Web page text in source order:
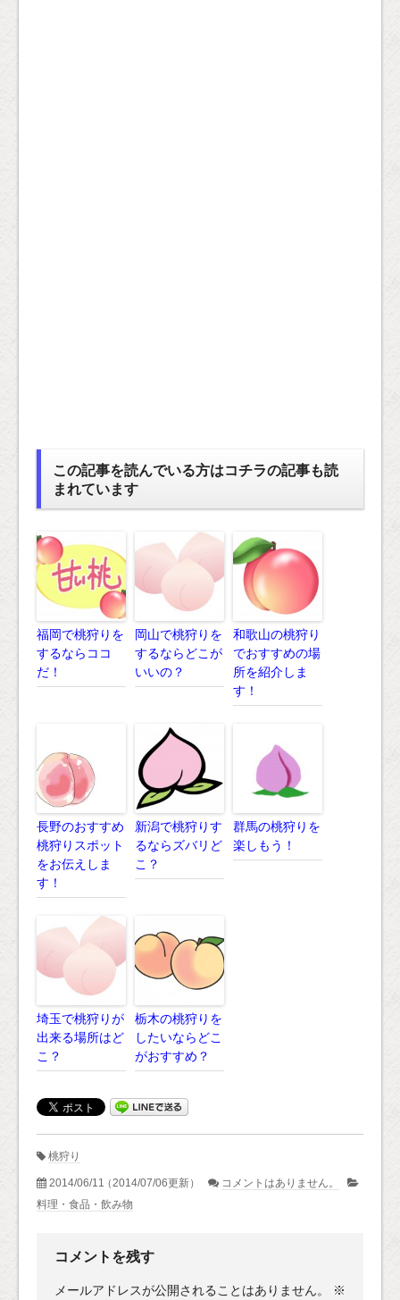
この記事を読んでいる方はコチラの記事も読
まれています
福岡で桃狩りを
するならココ
だ！
岡山で桃狩りを
するならどこが
いいの？
和歌山の桃狩り
でおすすめの場
所を紹介しま
す！
長野のおすすめ
桃狩りスポット
をお伝えしま
す！
新潟で桃狩りす
るならズバリど
こ？
群馬の桃狩りを
楽しもう！
埼玉で桃狩りが
出来る場所はど
こ？
栃木の桃狩りを
したいならどこ
がおすすめ？
桃狩り
2014/06/11（2014/07/06更新）
コメントはありません。
料理・食品・飲み物
コメントを残す
メールアドレスが公開されることはありません。
※